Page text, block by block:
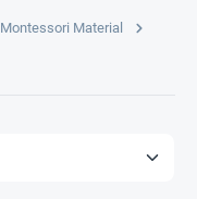
Montessori Material